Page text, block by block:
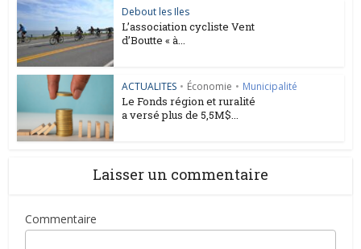
Debout les Iles
L’association cycliste Vent
d’Boutte « à...
ACTUALITES • Économie • Municipalité
Le Fonds région et ruralité
a versé plus de 5,5M$...
Laisser un commentaire
Commentaire